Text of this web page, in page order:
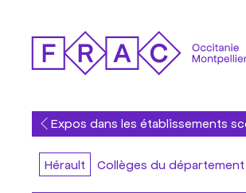
Expos dans les établissements
Hérault Collèges du département